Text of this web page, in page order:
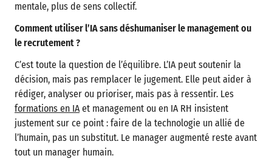
mentale, plus de sens collectif.
Comment utiliser l’IA sans déshumaniser le management ou
le recrutement ?
C’est toute la question de l’équilibre. L’IA peut soutenir la
décision, mais pas remplacer le jugement. Elle peut aider à
rédiger, analyser ou prioriser, mais pas à ressentir. Les
formations en IAet management ou en IA RH insistent
justement sur ce point : faire de la technologie un allié de
l’humain, pas un substitut. Le manager augmenté reste avant
tout un manager humain.